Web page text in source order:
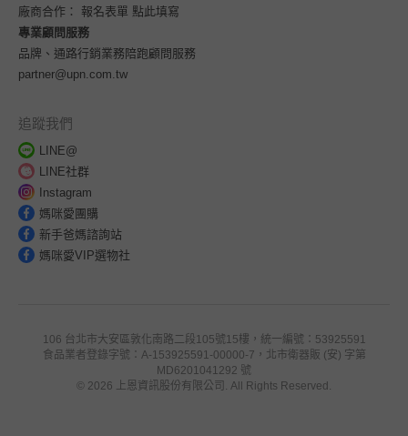
廠商合作： 報名表單 點此填寫
專業顧問服務
品牌、通路行銷業務陪跑顧問服務
partner@upn.com.tw
追蹤我們
LINE@
LINE社群
Instagram
媽咪愛團購
新手爸媽諮詢站
媽咪愛VIP選物社
106 台北市大安區敦化南路二段105號15樓，統一編號：53925591
食品業者登錄字號：A-153925591-00000-7，北市衛器販 (安) 字第
MD6201041292 號
© 2026 上恩資訊股份有限公司. All Rights Reserved.